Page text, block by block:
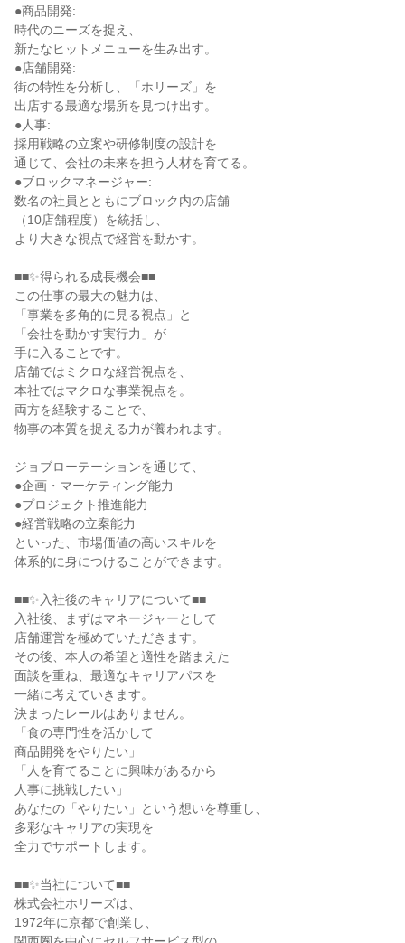
●商品開発:
時代のニーズを捉え、
新たなヒットメニューを生み出す。
●店舗開発:
街の特性を分析し、「ホリーズ」を
出店する最適な場所を見つけ出す。
●人事:
採用戦略の立案や研修制度の設計を
通じて、会社の未来を担う人材を育てる。
●ブロックマネージャー:
数名の社員とともにブロック内の店舗
（10店舗程度）を統括し、
より大きな視点で経営を動かす。
■■✨得られる成長機会■■
この仕事の最大の魅力は、
「事業を多角的に見る視点」と
「会社を動かす実行力」が
手に入ることです。
店舗ではミクロな経営視点を、
本社ではマクロな事業視点を。
両方を経験することで、
物事の本質を捉える力が養われます。
ジョブローテーションを通じて、
●企画・マーケティング能力
●プロジェクト推進能力
●経営戦略の立案能力
といった、市場価値の高いスキルを
体系的に身につけることができます。
■■✨入社後のキャリアについて■■
入社後、まずはマネージャーとして
店舗運営を極めていただきます。
その後、本人の希望と適性を踏まえた
面談を重ね、最適なキャリアパスを
一緒に考えていきます。
決まったレールはありません。
「食の専門性を活かして
商品開発をやりたい」
「人を育てることに興味があるから
人事に挑戦したい」
あなたの「やりたい」という想いを尊重し、
多彩なキャリアの実現を
全力でサポートします。
■■✨当社について■■
株式会社ホリーズは、
1972年に京都で創業し、